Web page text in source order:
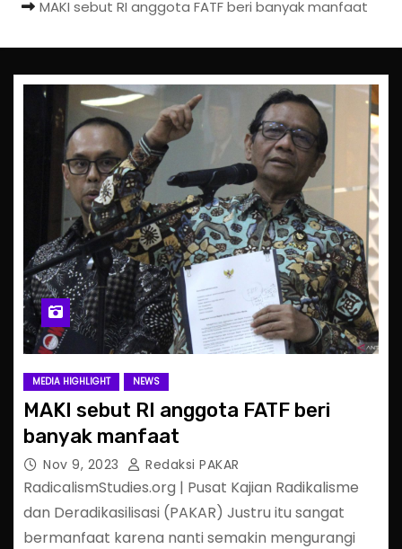
MAKI sebut RI anggota FATF beri banyak manfaat
MEDIA HIGHLIGHT NEWS
MAKI sebut RI anggota FATF beri
banyak manfaat
Nov 9, 2023 Redaksi PAKAR
RadicalismStudies.org | Pusat Kajian Radikalisme
dan Deradikasilisasi (PAKAR) Justru itu sangat
bermanfaat karena nanti semakin mengurangi